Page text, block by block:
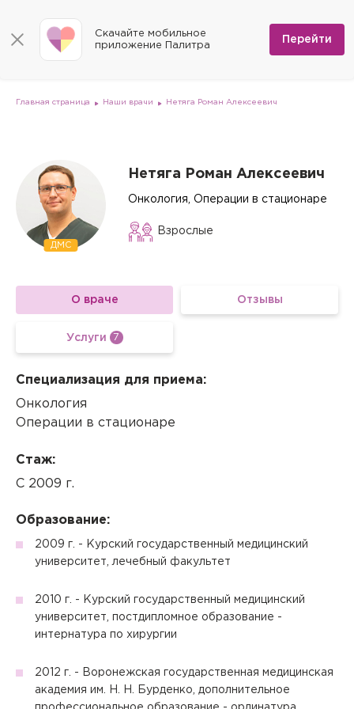
Вакансии
Документы
Сертификаты
Способы оплаты
Страховые организации
Заказать документы для налоговой
Анкета оценки качества услуг
Мы на карте
Главная страница Наши врачи Нетяга Роман Алексеевич
ДМС
Нетяга Роман Алексеевич
Онкология, Операции в стационаре
Взрослые
О враче Отзывы
Услуги 7
Специализация для приема:
Онкология
Операции в стационаре
Стаж:
С 2009 г.
Образование:
2009 г. - Курский государственный медицинский
университет, лечебный факультет
2010 г. - Курский государственный медицинский
университет, постдипломное образование -
интернатура по хирургии
2012 г. - Воронежская государственная медицинская
академия им. Н. Н. Бурденко, дополнительное
профессиональное образование - ординатура,
Скачайте мобильное
приложение Палитра
Перейти